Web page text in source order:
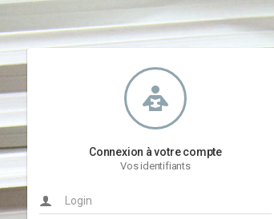
Connexion à votre compte
Vos identifiants